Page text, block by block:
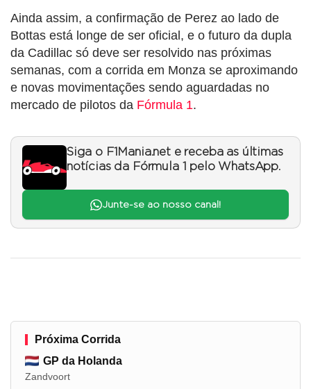
Ainda assim, a confirmação de Perez ao lado de
Bottas está longe de ser oficial, e o futuro da dupla
da Cadillac só deve ser resolvido nas próximas
semanas, com a corrida em Monza se aproximando
e novas movimentações sendo aguardadas no
mercado de pilotos da Fórmula 1.
Siga o F1Mania.net e receba as últimas
notícias da Fórmula 1 pelo WhatsApp.
Junte-se ao nosso canal!
Próxima Corrida
GP da Holanda
Zandvoort